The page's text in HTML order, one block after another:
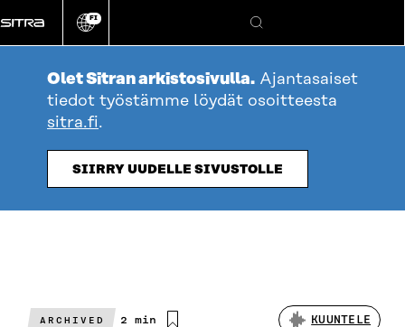
suoraan
sisältöön
Vaihda
kieli
FI
Hae
Olet Sitran arkistosivulla. Ajantasaiset
tiedot työstämme löydät osoitteesta
sitra.fi.
SIIRRY UUDELLE SIVUSTOLLE
ARCHIVED
Arvioitu
2 min KUUNTELE